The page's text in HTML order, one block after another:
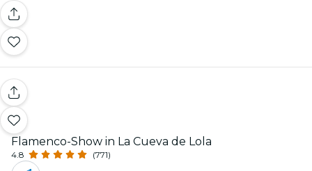
Flamenco-Show in La Cueva de Lola
4.8 (771)